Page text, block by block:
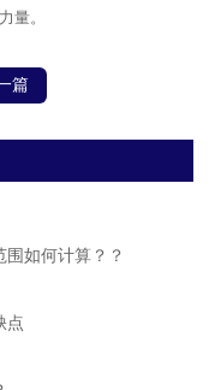
量。
篇
如何计算？？
点